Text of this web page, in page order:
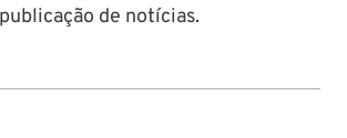
publicação de notícias.